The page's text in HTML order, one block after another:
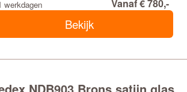
werkdagen Vanaf € 780,-
Bekijk